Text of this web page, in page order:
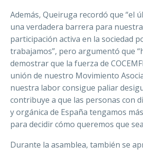
Además, Queiruga recordó que “el
una verdadera barrera para
participación activa en la sociedad
trabajamos”, pero argumentó que
demostrar que la fuerza de
unión de nuestro Movimiento
nuestra labor consigue paliar
contribuye a que las personas con
y orgánica de España tengamos
para decidir cómo queremos que
Durante la asamblea, también se